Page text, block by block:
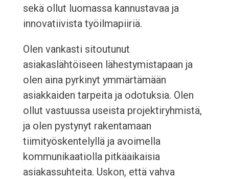
sekä ollut luomassa kannustavaa ja
innovatiivista työilmapiiriä.
Olen vankasti sitoutunut
asiakaslähtöiseen lähestymistapaan ja
olen aina pyrkinyt ymmärtämään
asiakkaiden tarpeita ja odotuksia. Olen
ollut vastuussa useista projektiryhmistä,
ja olen pystynyt rakentamaan
tiimityöskentelyllä ja avoimella
kommunikaatiolla pitkäaikaisia
asiakassuhteita. Uskon, että vahva